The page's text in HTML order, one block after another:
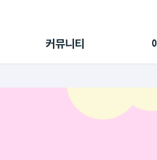
커뮤니티
랭킹
초대보너스
수익 Live